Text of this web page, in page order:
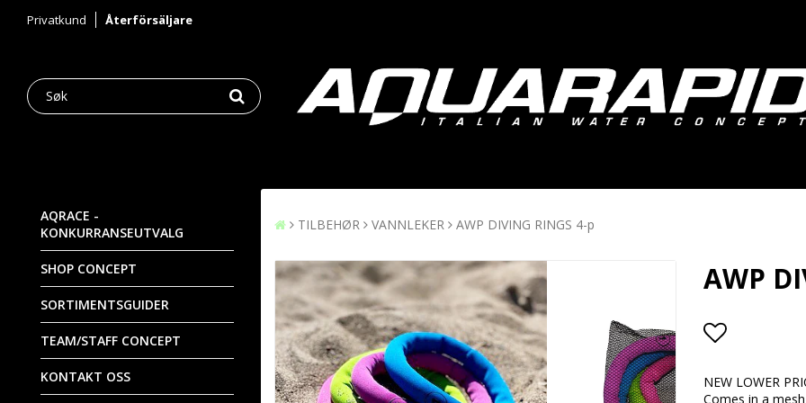
Privatkund Återförsäljare
AQRACE -
KONKURRANSEUTVALG
SHOP CONCEPT
SORTIMENTSGUIDER
TEAM/STAFF CONCEPT
KONTAKT OSS
TILBEHØR VANNLEKER AWP DIVING RINGS 4-p
AWP
NEW LOWER
Comes in a